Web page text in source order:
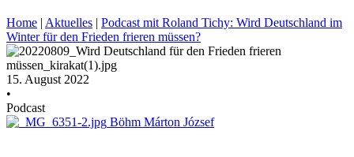
Home | Aktuelles | Podcast mit Roland Tichy: Wird Deutschland im
Winter für den Frieden frieren müssen?
15. August 2022
•
Podcast
Böhm Márton József